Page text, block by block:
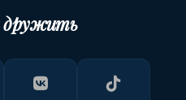
дружить